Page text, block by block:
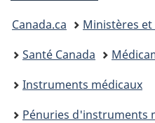
Vous
êtes
ici :
Canada.ca
Ministères
Santé Canada
Instruments médicaux
Pénuries d'instruments